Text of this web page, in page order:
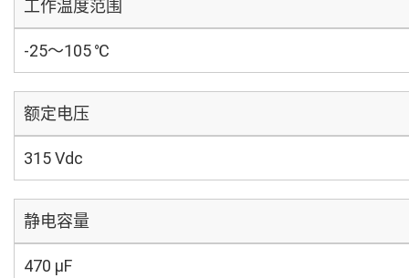
工作温度范围
-25～105 ℃
额定电压
315 Vdc
静电容量
470 µF